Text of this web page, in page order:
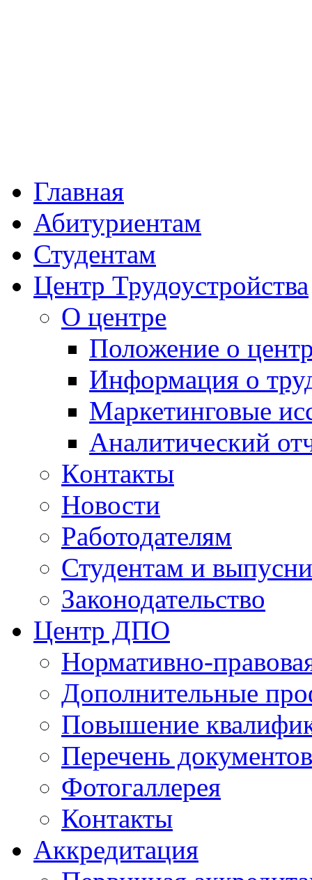
Главная
Абитуриентам
Студентам
Центр Трудоустройства
О центре
Положение о
Информация о
Маркетинговые
Аналитический
Кoнтакты
Новости
Работодателям
Студентам и
Законодательство
Центр ДПО
Нормативно-
Дополнительные
Повышение
Перечень документов
Фотогаллерея
Контакты
Аккредитация